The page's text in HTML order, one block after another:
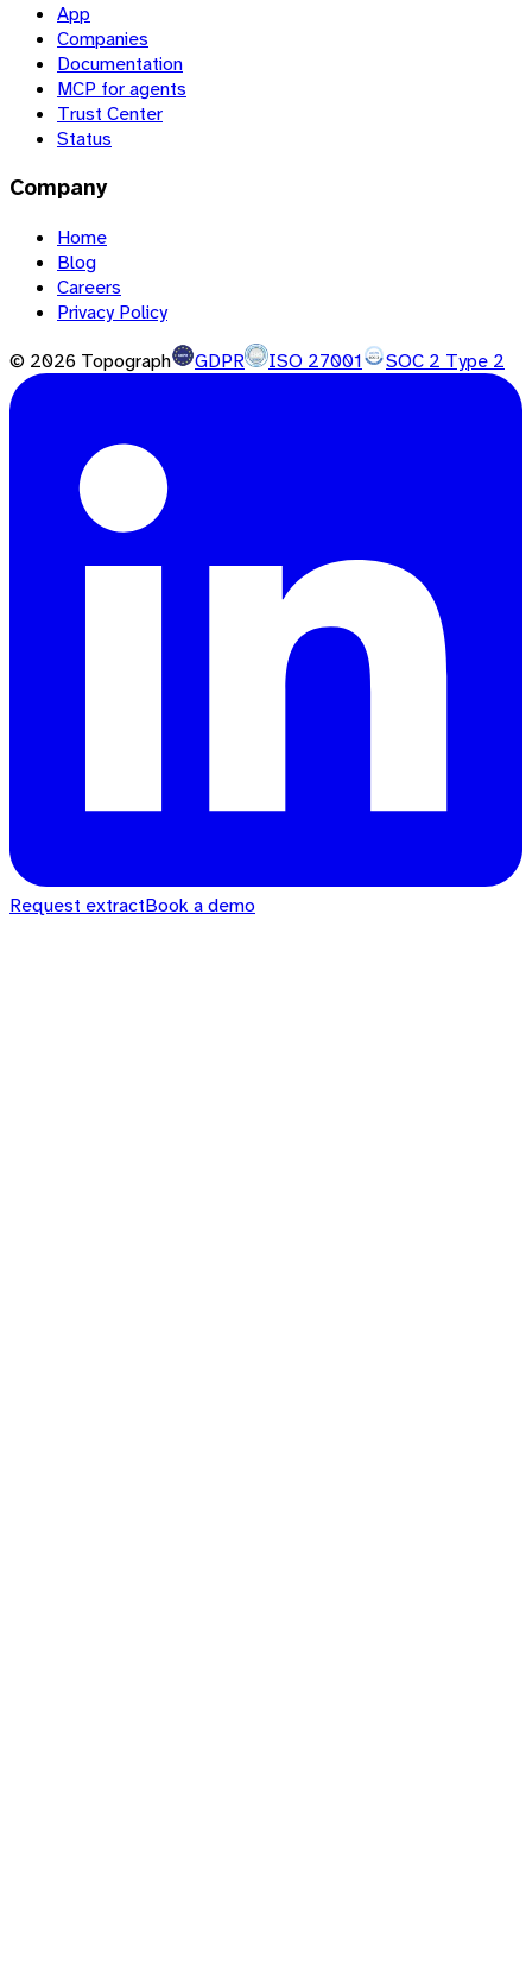
App
Companies
Documentation
MCP for agents
Trust Center
Status
Company
Home
Blog
Careers
Privacy Policy
© 2026 Topograph GDPR ISO 27001 SOC 2 Type 2
Request extractBook a demo